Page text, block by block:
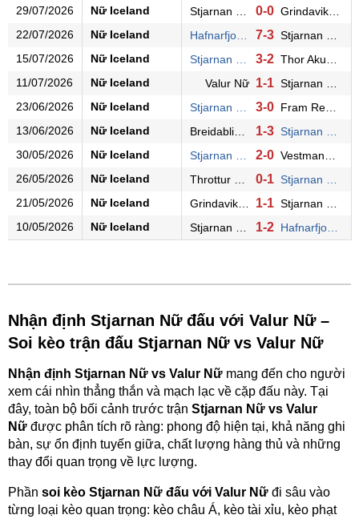
29/07/2026
Nữ Iceland 0-0
Grindavik/Njardvik Nữ
22/07/2026
Nữ Iceland 7-3
15/07/2026
Nữ Iceland 3-2
11/07/2026
Nữ Iceland Valur Nữ 1-1
23/06/2026
Nữ Iceland 3-0
Fram Rey. Nữ
13/06/2026
Nữ Iceland 1-3
30/05/2026
Nữ Iceland 2-0
26/05/2026
Nữ Iceland 0-1
21/05/2026
Nữ Iceland 1-1
10/05/2026
Nữ Iceland 1-2 Hafnarfjordur Nữ
Nhận định Stjarnan Nữ đấu với Valur Nữ –
Soi kèo trận đấu Stjarnan Nữ vs Valur Nữ
Nhận định Stjarnan Nữ vs Valur Nữ mang đến cho người
xem cái nhìn thẳng thắn và mạch lạc về cặp đấu này. Tại
đây, toàn bộ bối cảnh trước trận Stjarnan Nữ vs Valur
Nữ được phân tích rõ ràng: phong độ hiện tại, khả năng ghi
bàn, sự ổn định tuyến giữa, chất lượng hàng thủ và những
thay đổi quan trọng về lực lượng.
Phần soi kèo Stjarnan Nữ đấu với Valur Nữ đi sâu vào
từng loại kèo quan trọng: kèo châu Á, kèo tài xỉu, kèo phạt